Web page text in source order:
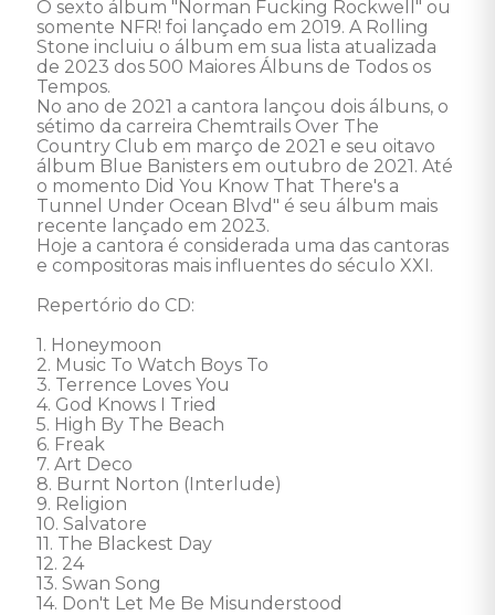
O sexto álbum "Norman Fucking Rockwell" ou
somente NFR! foi lançado em 2019. A Rolling
Stone incluiu o álbum em sua lista atualizada
de 2023 dos 500 Maiores Álbuns de Todos os
Tempos.
No ano de 2021 a cantora lançou dois álbuns, o
sétimo da carreira Chemtrails Over The
Country Club em março de 2021 e seu oitavo
álbum Blue Banisters em outubro de 2021. Até
o momento Did You Know That There's a
Tunnel Under Ocean Blvd" é seu álbum mais
recente lançado em 2023.
Hoje a cantora é considerada uma das cantoras
e compositoras mais influentes do século XXI.
Repertório do CD:
1. Honeymoon
2. Music To Watch Boys To
3. Terrence Loves You
4. God Knows I Tried
5. High By The Beach
6. Freak
7. Art Deco
8. Burnt Norton (Interlude)
9. Religion
10. Salvatore
11. The Blackest Day
12. 24
13. Swan Song
14. Don't Let Me Be Misunderstood